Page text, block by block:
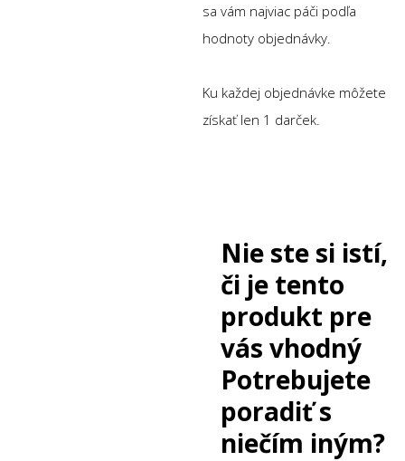
sa vám najviac páči podľa
hodnoty objednávky.
Ku každej objednávke môžete
získať len 1 darček.
Nie ste si istí,
či je tento
produkt pre
vás vhodný
Potrebujete
poradiť s
niečím iným?